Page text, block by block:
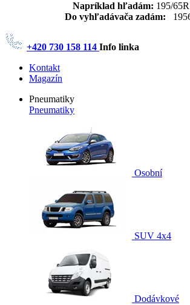
Napríklad hľadám: 195/
Do vyhľadávača zadám:
+420 730 158 114 Info linka
Kontakt
Magazín
Pneumatiky
Pneumatiky
Osobní
SUV 4x4
Dodávkové